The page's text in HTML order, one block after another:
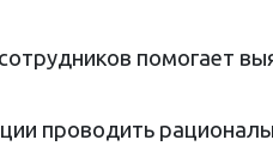
помогает
проводить